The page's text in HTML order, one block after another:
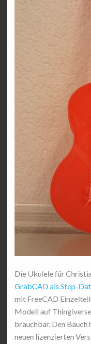
Die Ukulele für
GrabCAD als Step-
mit FreeCAD
Modell auf
brauchbar. Den Bauch
neuen lizenzierten